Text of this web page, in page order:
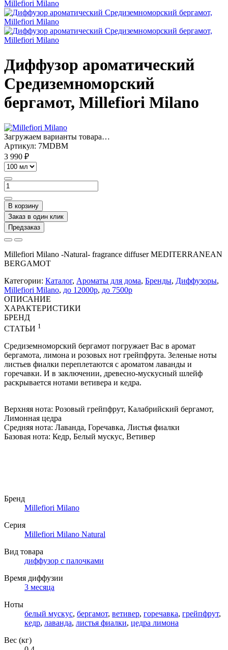
Диффузор ароматический
Средиземноморский
бергамот, Millefiori Milano
Загружаем варианты товара…
Артикул: 7MDBM
3 990 ₽
В корзину
Заказ в один клик
Предзаказ
Millefiori Milano -Natural- fragrance diffuser MEDITERRANEAN
BERGAMOT
Категории: Каталог, Ароматы для дома, Бренды, Диффузоры,
Millefiori Milano, до 12000р, до 7500р
ОПИСАНИЕ
ХАРАКТЕРИСТИКИ
БРЕНД
СТАТЬИ 1
Средиземноморский бергамот погружает Вас в аромат
бергамота, лимона и розовых нот грейпфрута. Зеленые ноты
листьев фиалки переплетаются с ароматом лаванды и
горечавки. И в заключении, древесно-мускусный шлейф
раскрывается нотами ветивера и кедра.
Верхняя нота: Розовый грейпфрут, Калабрийский бергамот,
Лимонная цедра
Средняя нота: Лаванда, Горечавка, Листья фиалки
Базовая нота: Кедр, Белый мускус, Ветивер
Бренд
Millefiori Milano
Серия
Millefiori Milano Natural
Вид товара
диффузор с палочками
Время диффузии
3 месяца
Ноты
белый мускус, бергамот, ветивер, горечавка, грейпфрут,
кедр, лаванда, листья фиалки, цедра лимона
Вес (кг)